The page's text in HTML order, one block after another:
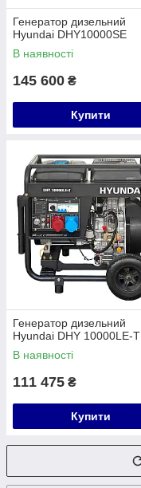
Генератор дизельний
Hyundai DHY10000SE
В наявності
145 600 ₴
Купити
Генератор дизельний
Hyundai DHY 10000LE-T
В наявності
111 475 ₴
Купити